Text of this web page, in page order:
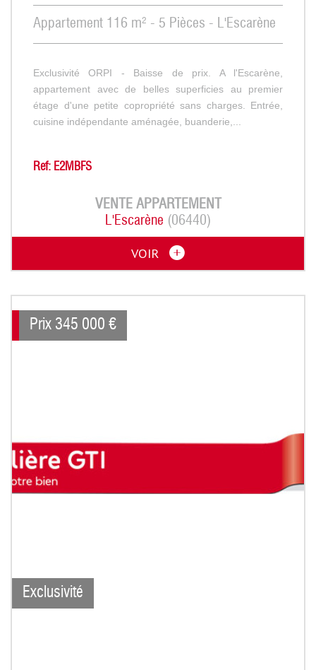
Appartement 116 m² - 5 Pièces - L'Escarène
Exclusivité ORPI - Baisse de prix. A l'Escarène,
appartement avec de belles superficies au premier
étage d'une petite copropriété sans charges. Entrée,
cuisine indépendante aménagée, buanderie,...
Ref: E2MBFS
VENTE APPARTEMENT
L'Escarène (06440)
VOIR
Exclusivité
Prix 345 000 €